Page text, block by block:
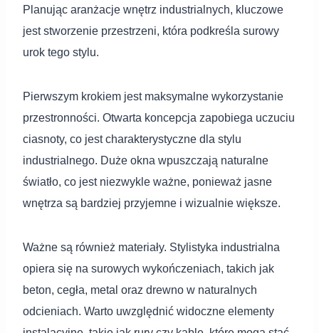
Planując aranżacje wnętrz industrialnych, kluczowe
jest stworzenie przestrzeni, która podkreśla surowy
urok tego stylu.
Pierwszym krokiem jest maksymalne wykorzystanie
przestronności. Otwarta koncepcja zapobiega uczuciu
ciasnoty, co jest charakterystyczne dla stylu
industrialnego. Duże okna wpuszczają naturalne
światło, co jest niezwykle ważne, ponieważ jasne
wnętrza są bardziej przyjemne i wizualnie większe.
Ważne są również materiały. Stylistyka industrialna
opiera się na surowych wykończeniach, takich jak
beton, cegła, metal oraz drewno w naturalnych
odcieniach. Warto uwzględnić widoczne elementy